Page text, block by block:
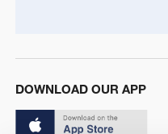
DOWNLOAD OUR APP